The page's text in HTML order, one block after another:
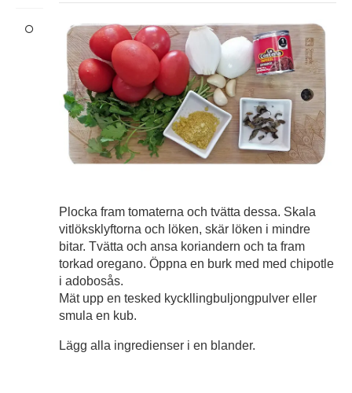
Plocka fram tomaterna och tvätta dessa. Skala
vitlöksklyftorna och löken, skär löken i mindre
bitar. Tvätta och ansa koriandern och ta fram
torkad oregano. Öppna en burk med med chipotle
i adobosås.
Mät upp en tesked kyckllingbuljongpulver eller
smula en kub.
Lägg alla ingredienser i en blander.